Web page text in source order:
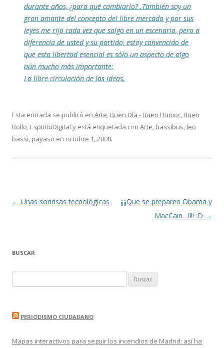
durante años, ¿para qué cambiarlo? .También soy un
gran amante del concepto del libre mercado y por sus
leyes me rijo cada vez que salgo en un escenario, pero a
diferencia de usted y su partido, estoy convencido de
que esta libertad esencial es sólo un aspecto de algo
aún mucho más importante:
La libre circulación de las ideas.
Esta entrada se publicó en Arte, Buen Día - Buen Humor, Buen
Rollo, EspirituDigital y está etiquetada con Arte, bassibus, leo
bassi, payaso en octubre 1, 2008.
Navegación
← Unas sonrisas tecnológicas
¡¡¡¡Que se preparen Obama y
MacCain…!!!! :D →
BUSCAR
PERIODISMO CIUDADANO
Mapas interactivos para seguir los incendios de Madrid: así ha